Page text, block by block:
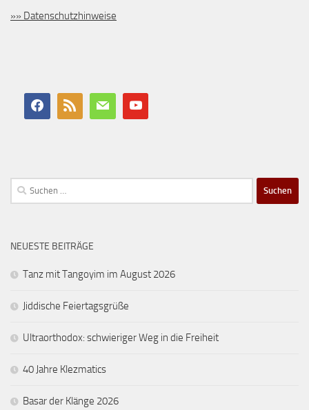
»» Datenschutzhinweise
Suchen
nach:
NEUESTE BEITRÄGE
Tanz mit Tangoyim im August 2026
Jiddische Feiertagsgrüße
Ultraorthodox: schwieriger Weg in die Freiheit
40 Jahre Klezmatics
Basar der Klänge 2026